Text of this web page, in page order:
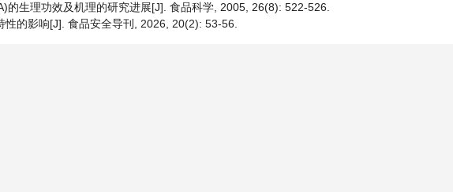
的生理功效及机理的研究进展[J]. 食品科学, 2005, 26(8): 522-526.
的影响[J]. 食品安全导刊, 2026, 20(2): 53-56.